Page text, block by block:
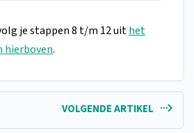
je stappen 8 t/m 12 uithet
hierboven.
VOLGENDE ARTIKEL